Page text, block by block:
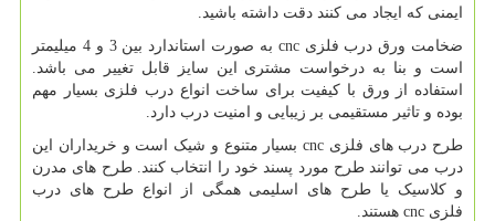
ایمنی که ایجاد می کنند دقت داشته باشید.
ضخامت ورق درب فلزی cnc
به صورت استاندارد بین 3 و 4 میلیمتر
است و بنا به درخواست مشتری این سایز قابل تغییر می باشد.
استفاده از ورق با کیفیت برای ساخت انواع درب فلزی بسیار مهم
بوده و تاثیر مستقیمی بر زیبایی و امنیت درب دارد.
طرح درب های فلزی cnc بسیار متنوع و شیک است و خریداران این
درب می توانند طرح مورد پسند خود را انتخاب کنند. طرح های مدرن
و کلاسیک یا طرح های اسلیمی همگی از انواع طرح های درب
فلزی cnc هستند.